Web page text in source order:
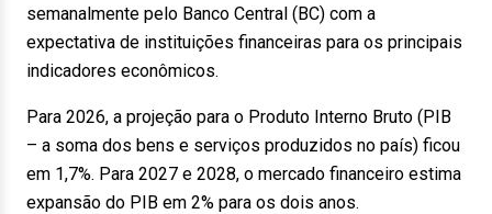
semanalmente pelo Banco Central (BC) com a
expectativa de instituições financeiras para os principais
indicadores econômicos.
Para 2026, a projeção para o Produto Interno Bruto (PIB
– a soma dos bens e serviços produzidos no país) ficou
em 1,7%. Para 2027 e 2028, o mercado financeiro estima
expansão do PIB em 2% para os dois anos.